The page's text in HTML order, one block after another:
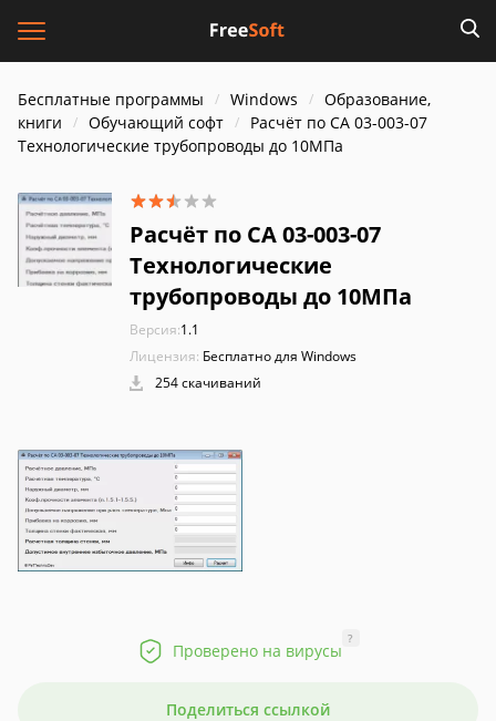
Бесплатные программы Windows
Образование,
книги
Обучающий софт
Расчёт по СА 03-003-07
Технологические трубопроводы до 10МПа
Расчёт по СА 03-003-07
Технологические
трубопроводы до 10МПа
Версия:1.1
Лицензия: Бесплатно для Windows
254 скачиваний
Проверено на вирусы
?
Поделиться ссылкой